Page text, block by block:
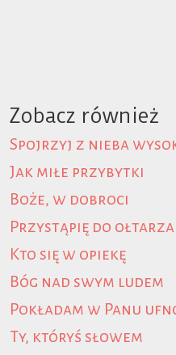
Zobacz również
Spojrzyj z nieba
Jak miłe przybytki
Boże, w dobroci
Przystąpię do ołtarza
Kto się w opiekę
Bóg nad swym ludem
Pokładam w Panu
Ty, któryś słowem